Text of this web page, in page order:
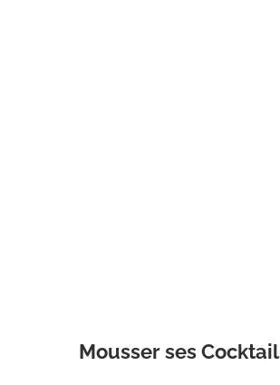
Mousser ses